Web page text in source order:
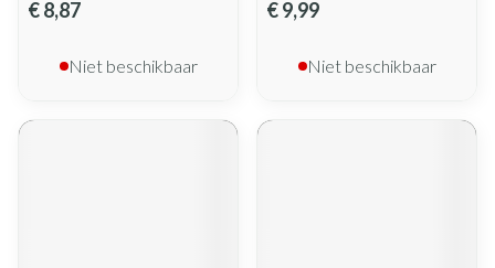
€ 8,87
Niet beschikbaar
€ 9,99
Niet beschikbaar